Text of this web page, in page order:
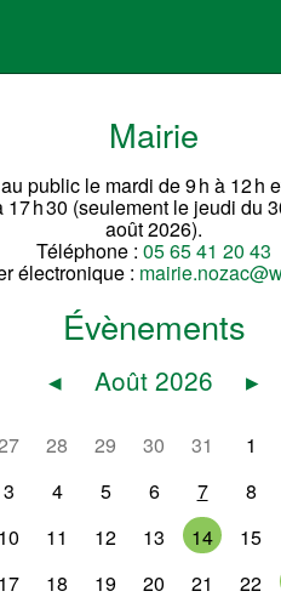
Mairie
public le mardi de 9 h à 12 h
17 h 30 (seulement le jeudi du
août 2026).
Téléphone :05 65 41 20 43
électronique :
Évènements
◂ Août 2026 ▸
28 29 30 31 1
3
4 5 6 7 8
10
11 12 13 14 15
17
18 19 20 21 22